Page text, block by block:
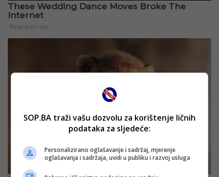
SOP.BA traži vašu dozvolu za korištenje ličnih
podataka za sljedeće:
Personalizirano oglašavanje i sadržaj, mjerenje
oglašavanja i sadržaja, uvidi u publiku i razvoj usluga